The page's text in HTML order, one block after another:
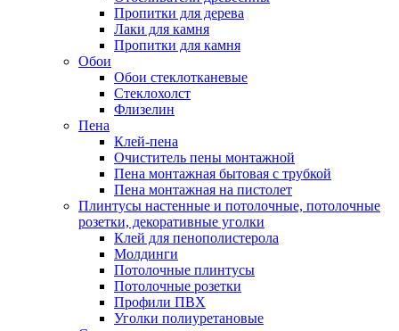
Пропитки для дерева
Лаки для камня
Пропитки для камня
Обои
Обои стеклотканевые
Стеклохолст
Флизелин
Пена
Клей-пена
Очиститель пены монтажной
Пена монтажная бытовая с трубкой
Пена монтажная на пистолет
Плинтусы настенные и потолочные, потолочные
розетки, декоративные уголки
Клей для пенополистерола
Молдинги
Потолочные плинтусы
Потолочные розетки
Профили ПВХ
Уголки полиуретановые